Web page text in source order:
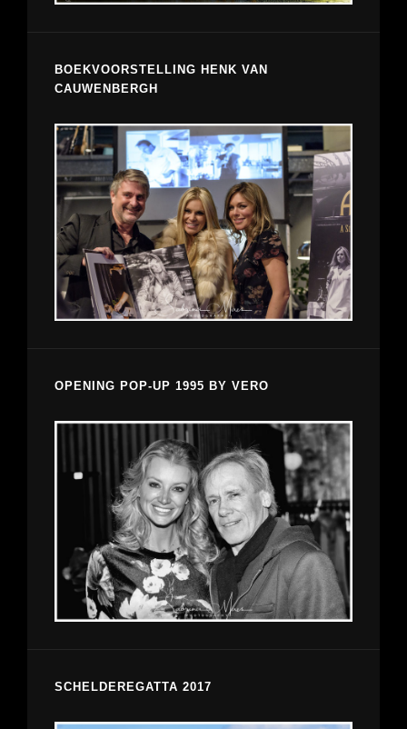
BOEKVOORSTELLING HENK VAN
CAUWENBERGH
OPENING POP-UP 1995 BY VERO
SCHELDEREGATTA 2017